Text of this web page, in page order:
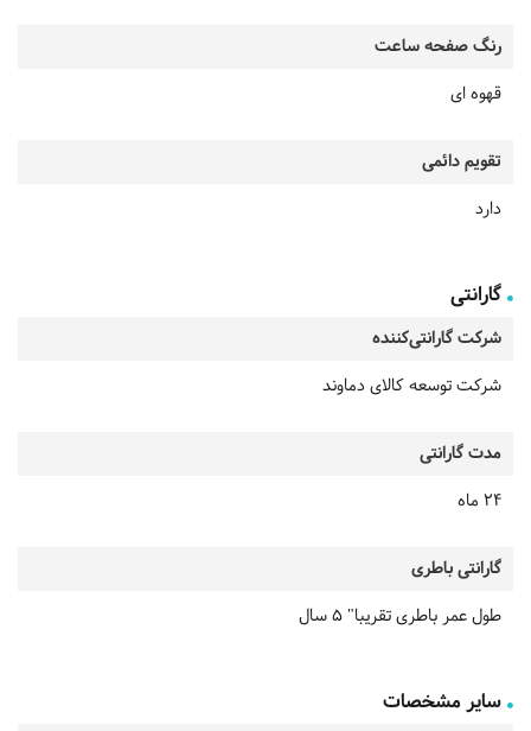
رنگ صفحه ساعت
قهوه ای
تقویم دائمی
دارد
گارانتی
شرکت گارانتی‌کننده
شرکت توسعه کالای دماوند
مدت گارانتی
24 ماه
گارانتی باطری
طول عمر باطری تقریبا" 5 سال
سایر مشخصات